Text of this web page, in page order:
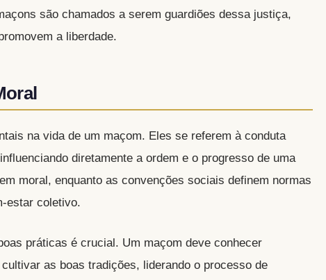
são chamados a serem guardiões dessa justiça,
a liberdade.
na vida de um maçom. Eles se referem à conduta
diretamente a ordem e o progresso de uma
moral, enquanto as convenções sociais definem normas
estar coletivo.
práticas é crucial. Um maçom deve conhecer
as boas tradições, liderando o processo de